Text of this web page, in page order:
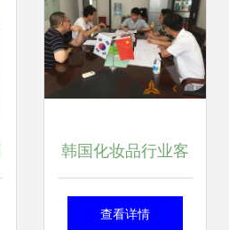
韩国化妆品行业客
户来厂考察商洽 会
查看详情